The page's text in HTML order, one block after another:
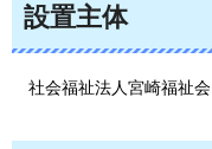
設置主体
社会福祉法人宮崎福祉会